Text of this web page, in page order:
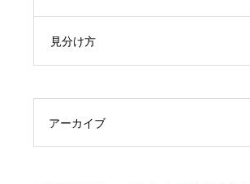
見分け方
アーカイブ